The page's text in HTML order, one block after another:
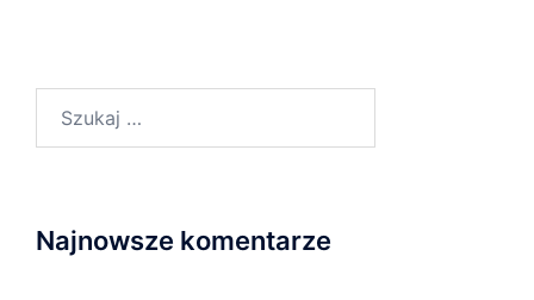
Najnowsze komentarze